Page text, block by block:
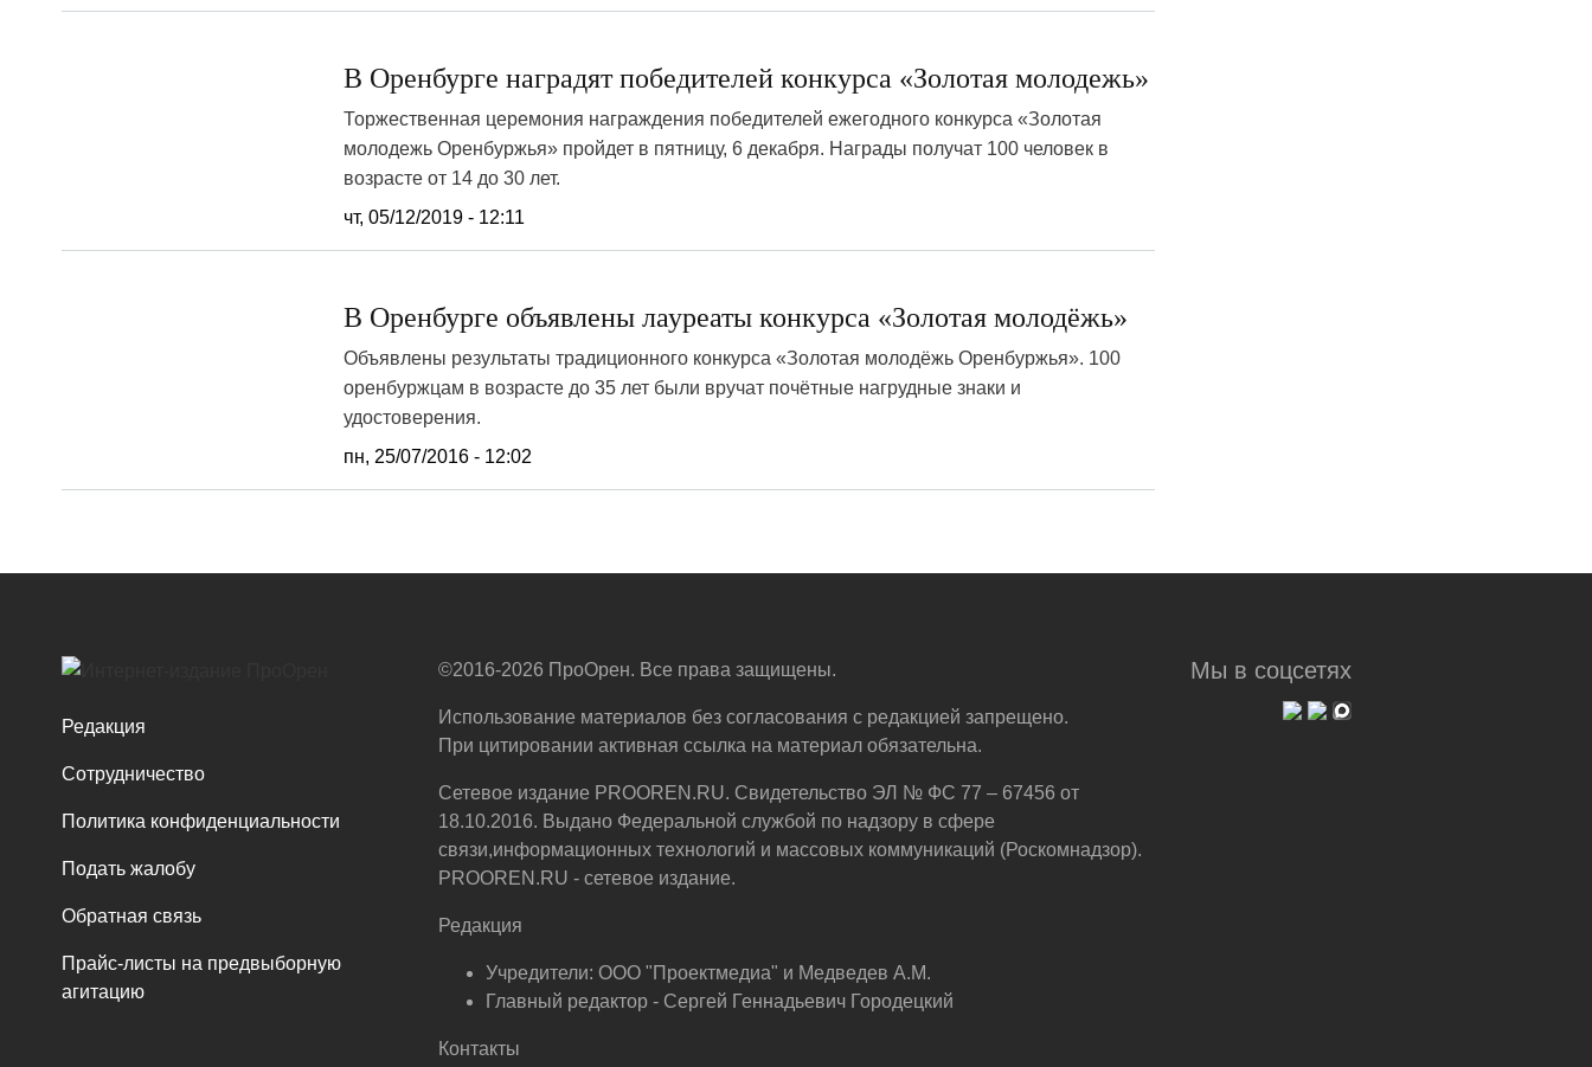
В Оренбурге наградят победителей конкурса «Золотая молодежь»
Торжественная церемония награждения победителей ежегодного конкурса «Золотая
молодежь Оренбуржья» пройдет в пятницу, 6 декабря. Награды получат 100 человек в
возрасте от 14 до 30 лет.
чт, 05/12/2019 - 12:11
В Оренбурге объявлены лауреаты конкурса «Золотая молодёжь»
Объявлены результаты традиционного конкурса «Золотая молодёжь Оренбуржья». 100
оренбуржцам в возрасте до 35 лет были вручат почётные нагрудные знаки и
удостоверения.
пн, 25/07/2016 - 12:02
Редакция
Сотрудничество
Политика конфиденциальности
Подать жалобу
Обратная связь
Прайс-листы на предвыборную
агитацию
Мы в соцсетях
©2016-2026 ПроОрен. Все права защищены.
Использование материалов без согласования с редакцией запрещено.
При цитировании активная ссылка на материал обязательна.
Сетевое издание PROOREN.RU. Свидетельство ЭЛ № ФС 77 – 67456 от
18.10.2016. Выдано Федеральной службой по надзору в сфере
связи,информационных технологий и массовых коммуникаций (Роскомнадзор).
PROOREN.RU - сетевое издание.
Редакция
Учредители: ООО "Проектмедиа" и Медведев А.М.
Главный редактор - Сергей Геннадьевич Городецкий
Контакты